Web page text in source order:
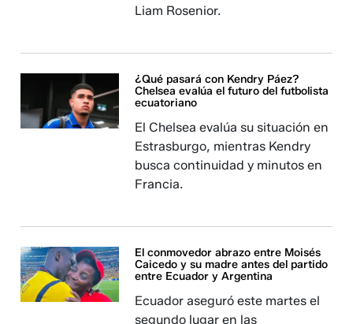
Liam Rosenior.
¿Qué pasará con Kendry Páez?
Chelsea evalúa el futuro del futbolista
ecuatoriano
El Chelsea evalúa su situación en
Estrasburgo, mientras Kendry
busca continuidad y minutos en
Francia.
El conmovedor abrazo entre Moisés
Caicedo y su madre antes del partido
entre Ecuador y Argentina
Ecuador aseguró este martes el
segundo lugar en las